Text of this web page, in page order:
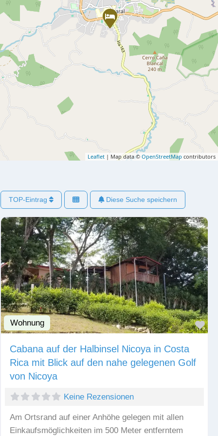
Leaflet | Map data © OpenStreetMap contributors
TOP-Eintrag Diese Suche speichern
Wohnung
Cabana auf der Halbinsel Nicoya in Costa
Rica mit Blick auf den nahe gelegenen Golf
von Nicoya
Keine Rezensionen
Am Ortsrand auf einer Anhöhe gelegen mit allen
Einkaufsmöglichkeiten im 500 Meter entferntem